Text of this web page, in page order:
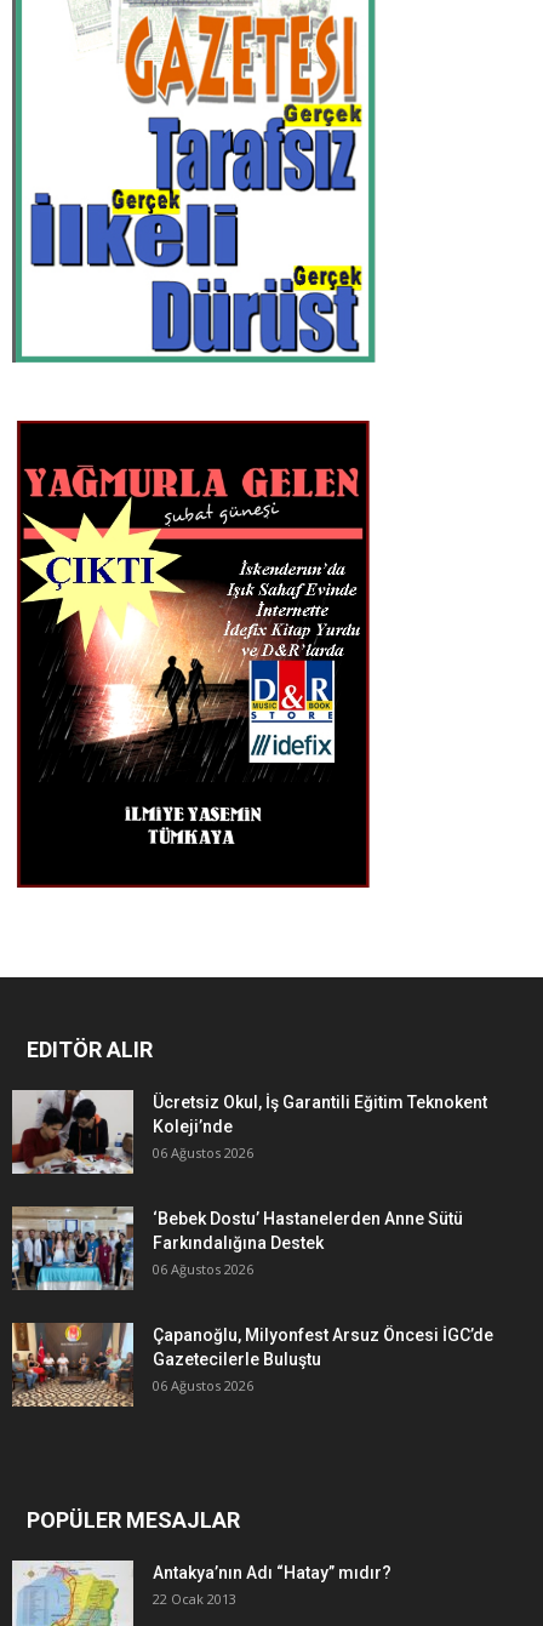
EDITÖR ALIR
Ücretsiz Okul, İş Garantili Eğitim Teknokent
Koleji’nde
06 Ağustos 2026
‘Bebek Dostu’ Hastanelerden Anne Sütü
Farkındalığına Destek
06 Ağustos 2026
Çapanoğlu, Milyonfest Arsuz Öncesi İGC’de
Gazetecilerle Buluştu
06 Ağustos 2026
POPÜLER MESAJLAR
Antakya’nın Adı “Hatay” mıdır?
22 Ocak 2013